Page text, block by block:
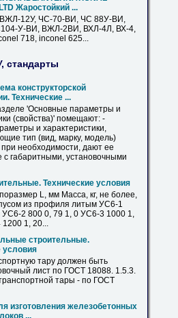
Жаростойкий ...
12У, ЧС-70-ВИ, ЧС 88У-ВИ,
У-ВИ, ВЖЛ-2ВИ, ВХЛ-4Л, ВХ-4,
718, inconel 625...
стандарты
конструкторской
Технические ...
'Основные параметры и
(свойства)' помещают: -
и характеристики,
тип (вид, марку, модель)
при необходимости, дают ее
с габаритными, установочными
Технические условия
L, мм Масса, кг, не более,
из профиля литым УС6-1
УС6-2 800 0, 79 1, 0 УС6-3 1000 1,
1, 20...
строительные.
условия
тару должен быть
лист по ГОСТ 18088. 1.5.3.
тары - по ГОСТ
изготовления железобетонных
...